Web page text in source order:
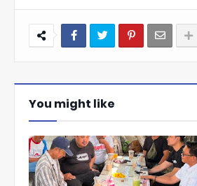
You might like